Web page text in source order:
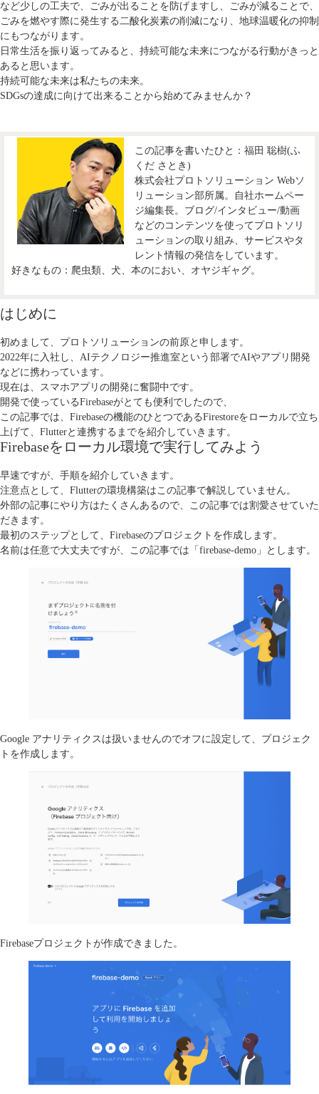
など少しの工夫で、ごみが出ることを防げますし、ごみが減ることで、
ごみを燃やす際に発生する二酸化炭素の削減になり、地球温暖化の抑制
にもつながります。
日常生活を振り返ってみると、持続可能な未来につながる行動がきっと
あると思います。
持続可能な未来は私たちの未来。
SDGsの達成に向けて出来ることから始めてみませんか？
この記事を書いたひと：福田 聡樹(ふ
くだ さとき)
株式会社プロトソリューション Webソ
リューション部所属。自社ホームペー
ジ編集長。ブログ/インタビュー/動画
などのコンテンツを使ってプロトソリ
ューションの取り組み、サービスやタ
レント情報の発信をしています。
好きなもの：爬虫類、犬、本のにおい、オヤジギャグ。
はじめに
初めまして、プロトソリューションの前原と申します。
2022年に入社し、AIテクノロジー推進室という部署でAIやアプリ開発
などに携わっています。
現在は、スマホアプリの開発に奮闘中です。
開発で使っているFirebaseがとても便利でしたので、
この記事では、Firebaseの機能のひとつであるFirestoreをローカルで立ち
上げて、Flutterと連携するまでを紹介していきます。
Firebaseをローカル環境で実行してみよう
早速ですが、手順を紹介していきます。
注意点として、Flutterの環境構築はこの記事で解説していません。
外部の記事にやり方はたくさんあるので、この記事では割愛させていた
だきます。
最初のステップとして、Firebaseのプロジェクトを作成します。
名前は任意で大丈夫ですが、この記事では「firebase-demo」とします。
Google アナリティクスは扱いませんのでオフに設定して、プロジェク
トを作成します。
Firebaseプロジェクトが作成できました。